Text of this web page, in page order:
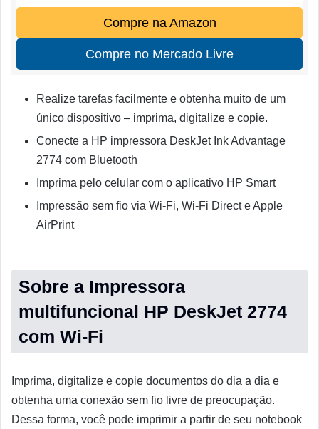
Compre na Amazon
Compre no Mercado Livre
Realize tarefas facilmente e obtenha muito de um
único dispositivo – imprima, digitalize e copie.
Conecte a HP impressora DeskJet Ink Advantage
2774 com Bluetooth
Imprima pelo celular com o aplicativo HP Smart
Impressão sem fio via Wi-Fi, Wi-Fi Direct e Apple
AirPrint
Sobre a Impressora
multifuncional HP DeskJet 2774
com Wi-Fi
Imprima, digitalize e copie documentos do dia a dia e
obtenha uma conexão sem fio livre de preocupação.
Dessa forma, você pode imprimir a partir de seu notebook